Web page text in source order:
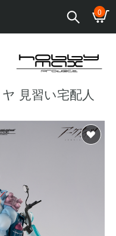
0
見習い宅配人